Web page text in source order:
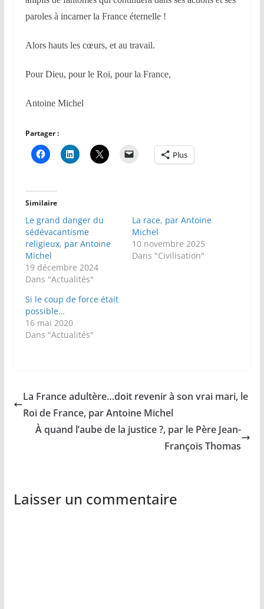
paroles à incarner la France éternelle !
Alors hauts les cœurs, et au travail.
Pour Dieu, pour le Roi, pour la France,
Antoine Michel
Partager :
Plus
Similaire
Le grand danger du
sédévacantisme
religieux, par Antoine
Michel
19 décembre 2024
Dans "Actualités"
La race, par Antoine
Michel
10 novembre 2025
Dans "Civilisation"
Si le coup de force était
possible…
16 mai 2020
Dans "Actualités"
La France adultère…doit revenir à son vrai mari, le
Roi de France, par Antoine Michel
À quand l’aube de la justice ?, par le Père Jean-
François Thomas
Laisser un commentaire